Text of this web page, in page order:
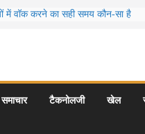
में वॉक करने का सही समय कौन-सा है
की सबसे खूबसूरत सड़क यात्राएँ:
तक का सफरटैकनोलजी खेल